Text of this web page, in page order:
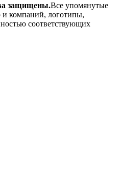
защищены.Все упомянутые
и компаний, логотипы,
соответствующих